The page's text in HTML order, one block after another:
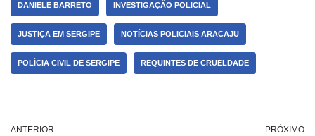
DANIELE BARRETO INVESTIGAÇÃO POLICIAL
JUSTIÇA EM SERGIPE NOTÍCIAS POLICIAIS ARACAJU
POLÍCIA CIVIL DE SERGIPE REQUINTES DE CRUELDADE
ANTERIOR PRÓXIMO